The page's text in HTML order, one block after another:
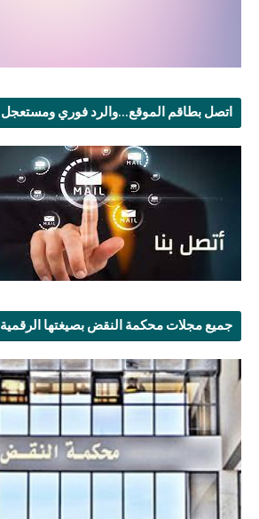
اتصل بطاقم الموقع...والرد فوري ومستعجل
جميع مجلات محكمة النقض بصيغتها الرقمية